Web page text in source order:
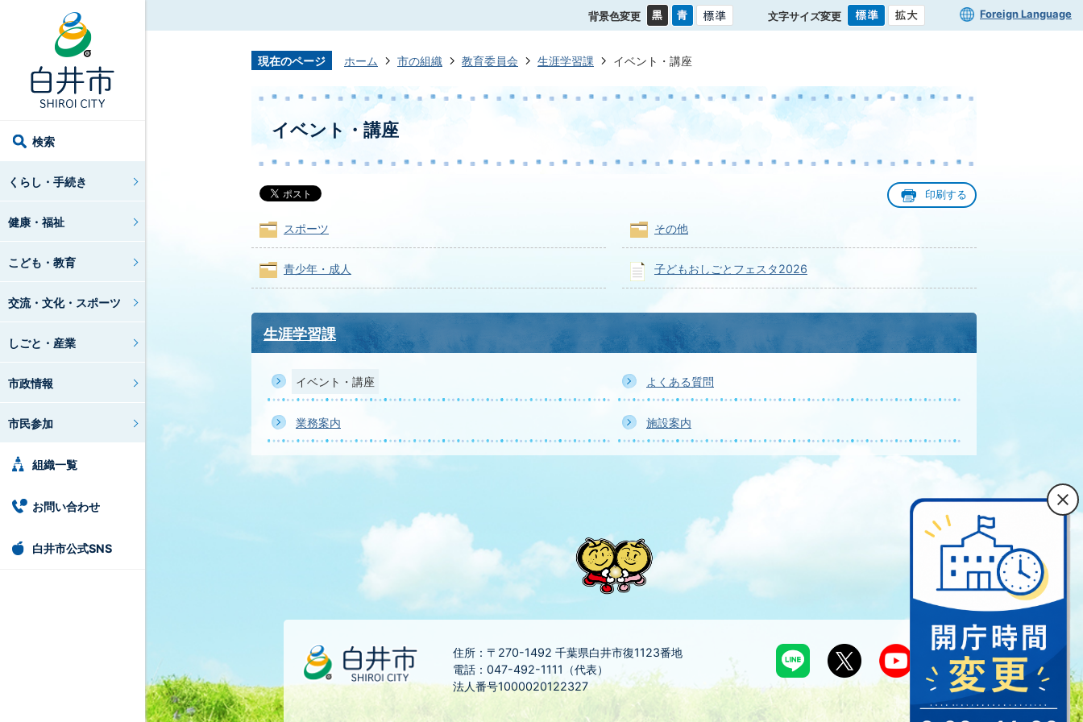
検索
くらし・手続き
健康・福祉
こども・教育
交流・文化・スポーツ
しごと・産業
市政情報
市民参加
組織一覧
お問い合わせ
白井市公式SNS
背景色変更 文字サイズ変更 Foreign Language
現在のページ ホーム 市の組織 教育委員会 生涯学習課 イベント・講座
イベント・講座
印刷する
スポーツ その他
青少年・成人 子どもおしごとフェスタ2026
生涯学習課
イベント・講座 よくある質問
業務案内 施設案内
住所：〒270-1492 千葉県白井市復1123番地
電話：047-492-1111（代表）
法人番号1000020122327